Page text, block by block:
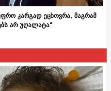
კარგად ეცხოვრა, მაგრამ
არ უღალატა“